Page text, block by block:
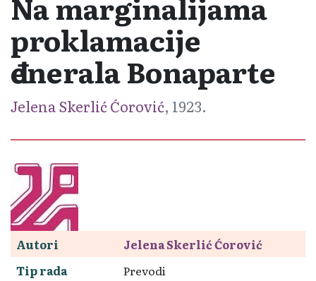
proklamacije
đenerala Bonaparte
Jelena Skerlić Ćorović, 1923.
Autori
Jelena Skerlić Ćorović
Tip rada
Prevodi